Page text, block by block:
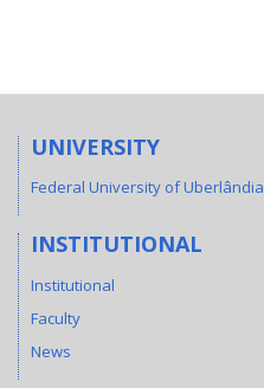
UNIVERSITY
Federal University of Uberlândia
INSTITUTIONAL
Institutional
Faculty
News